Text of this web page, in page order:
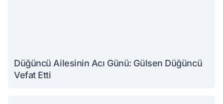
Düğüncü Ailesinin Acı Günü: Gülsen Düğüncü
Vefat Etti